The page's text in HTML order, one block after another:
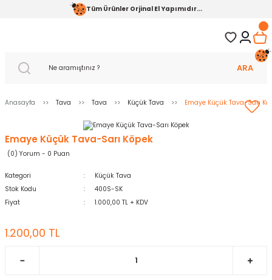
Tüm Ürünler Orjinal El Yapımıdır...
ARA
Anasayfa Tava Tava Küçük Tava Emaye Küçük Tava-Sarı
Emaye Küçük Tava-Sarı Köpek
(0) Yorum - 0 Puan
Kategori
Küçük Tava
Stok Kodu
400S-SK
Fiyat
1.000,00 TL + KDV
1.200,00 TL